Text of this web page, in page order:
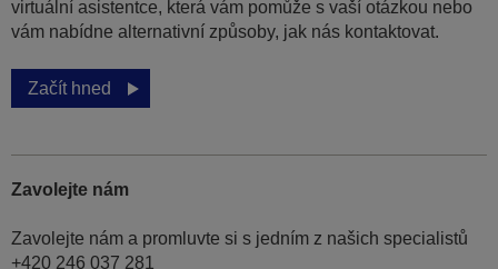
virtuální asistentce, která vám pomůže s vaší otázkou nebo
vám nabídne alternativní způsoby, jak nás kontaktovat.
Začít hned
Zavolejte nám
Zavolejte nám a promluvte si s jedním z našich specialistů
+420 246 037 281